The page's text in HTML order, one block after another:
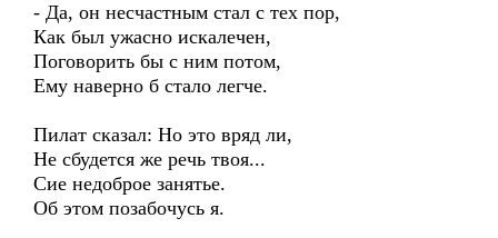
- Да, он несчастным стал с тех пор,
Как был ужасно искалечен,
Поговорить бы с ним потом,
Ему наверно б стало легче.
Пилат сказал: Но это вряд ли,
Не сбудется же речь твоя...
Сие недоброе занятье.
Об этом позабочусь я.